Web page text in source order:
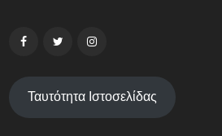
Ταυτότητα Ιστοσελίδας